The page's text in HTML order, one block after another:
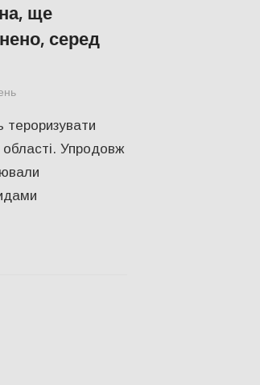
ще
серед
тероризувати
Упродовж